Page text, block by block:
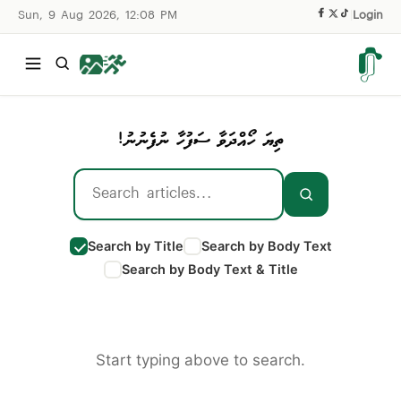
Sun, 9 Aug 2026, 12:08 PM Login
ތިޔަ ހޯއްދަވާ ސަފުހާ ނުފެނުނު!
Search by Title
Search by Body Text
Search by Body Text & Title
Start typing above to search.